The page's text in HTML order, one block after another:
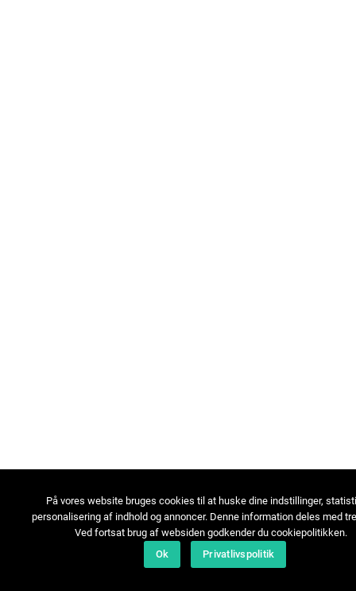
På vores website bruges cookies til at huske dine indstillinger,
personalisering af indhold og annoncer. Denne information deles med
Ved fortsat brug af websiden godkender du cookiepolitikken.
Ok
Privatlivspolitik